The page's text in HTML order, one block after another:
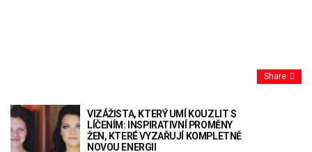
Share
VIZÁŽISTA, KTERÝ UMÍ KOUZLIT S
LÍČENÍM: INSPIRATIVNÍ PROMĚNY
ŽEN, KTERÉ VYZAŘUJÍ KOMPLETNĚ
NOVOU ENERGII